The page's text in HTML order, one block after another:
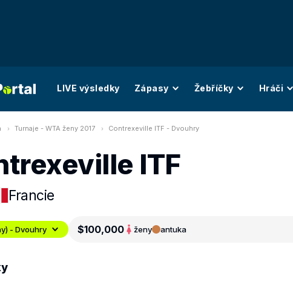
LIVE výsledky Zápasy Žebříčky Hráči
Turnaje - WTA ženy 2017 Contrexeville ITF - Dvouhry
ITF
Francie
- Dvouhry $100,000 ženy antuka